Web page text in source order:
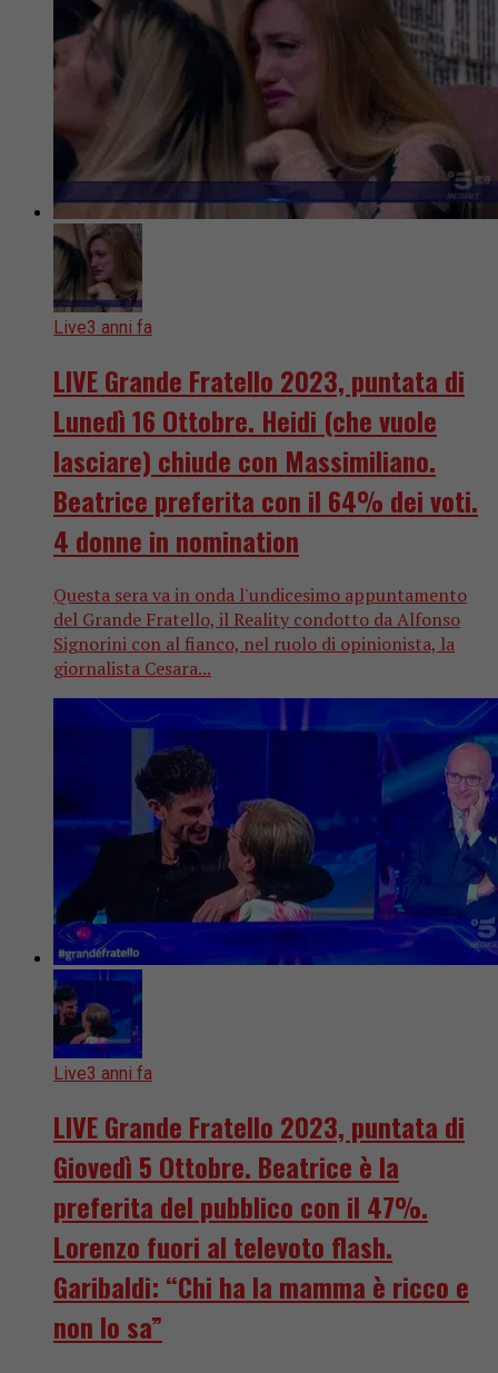
Live3 anni fa
LIVE Grande Fratello 2023, puntata di
Lunedì 16 Ottobre. Heidi (che vuole
lasciare) chiude con Massimiliano.
Beatrice preferita con il 64% dei voti.
4 donne in nomination
Questa sera va in onda l'undicesimo appuntamento
del Grande Fratello, il Reality condotto da Alfonso
Signorini con al fianco, nel ruolo di opinionista, la
giornalista Cesara...
Live3 anni fa
LIVE Grande Fratello 2023, puntata di
Giovedì 5 Ottobre. Beatrice è la
preferita del pubblico con il 47%.
Lorenzo fuori al televoto flash.
Garibaldi: “Chi ha la mamma è ricco e
non lo sa”